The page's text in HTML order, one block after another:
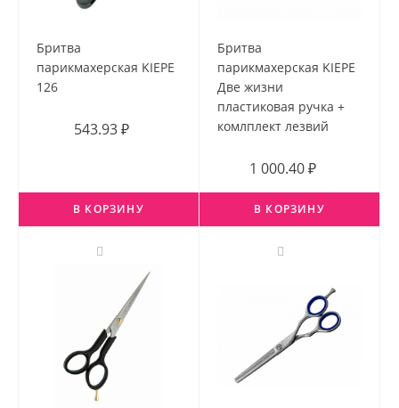
Бритва
парикмахерская KIEPE
126
543.93 ₽
В КОРЗИНУ
Бритва
парикмахерская KIEPE
Две жизни
пластиковая ручка +
комлплект лезвий
1 000.40 ₽
В КОРЗИНУ